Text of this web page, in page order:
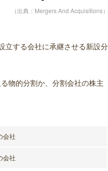
（出典：Mergers And Acquisitions）
立する会社に承継させる新設分
物的分割か、分割会社の株主
会社
会社